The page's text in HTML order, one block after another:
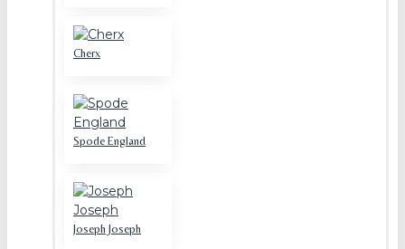
Cherx
Spode England
Joseph Joseph